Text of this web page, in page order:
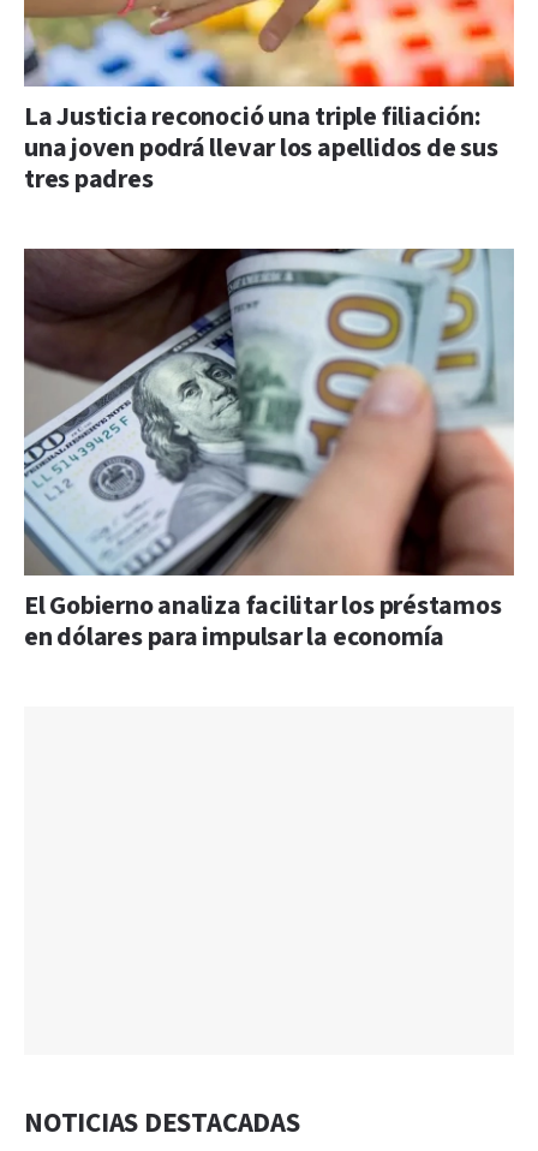
La Justicia reconoció una triple filiación:
una joven podrá llevar los apellidos de sus
tres padres
El Gobierno analiza facilitar los préstamos
en dólares para impulsar la economía
NOTICIAS DESTACADAS